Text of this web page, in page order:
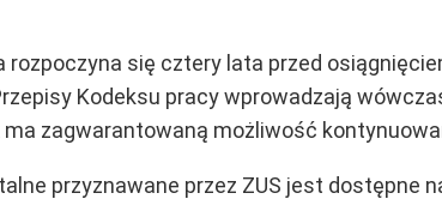
rozpoczyna się cztery lata przed
Kodeksu pracy wprowadzają
ma zagwarantowaną możliwość
przyznawane przez ZUS jest dostępne